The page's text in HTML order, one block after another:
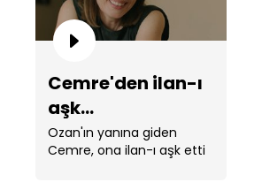
Cemre'den ilan-ı
aşk...
Ozan'ın yanına giden
Cemre, ona ilan-ı aşk etti